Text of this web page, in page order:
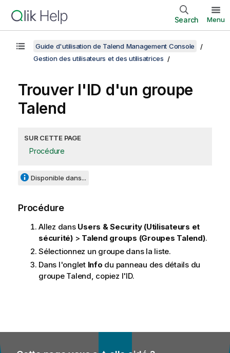
Search Menu
Guide d'utilisation de Talend Management Console
Gestion des utilisateurs et des utilisatrices
Trouver l'ID d'un groupe
Talend
SUR CETTE PAGE
Procédure
Disponible dans...
Procédure
Allez dans Users & Security (Utilisateurs et
sécurité)> Talend groups (Groupes Talend).
Sélectionnez un groupe dans la liste.
Dans l'onglet Info du panneau des détails du
groupe Talend, copiez l'ID.